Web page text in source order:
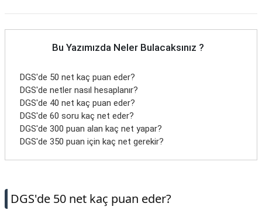
Bu Yazımızda Neler Bulacaksınız ?
DGS'de 50 net kaç puan eder?
DGS'de netler nasıl hesaplanır?
DGS'de 40 net kaç puan eder?
DGS'de 60 soru kaç net eder?
DGS'de 300 puan alan kaç net yapar?
DGS'de 350 puan için kaç net gerekir?
DGS'de 50 net kaç puan eder?